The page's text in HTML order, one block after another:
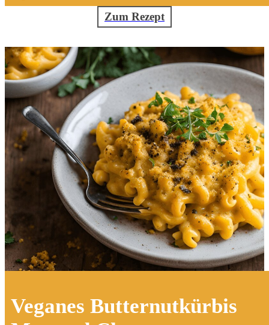
Zum Rezept
Veganes Butternutkürbis